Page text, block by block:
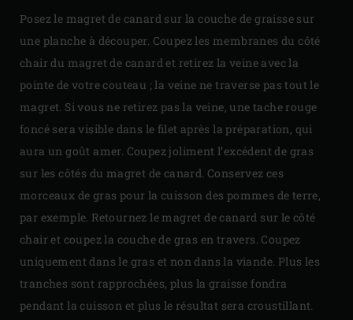
Posez le magret de canard sur la couche de graisse sur
une planche à découper. Coupez les membranes du côté
chair du magret de canard et retirez la veine avec la
pointe de votre couteau ; la veine ne traverse pas tout le
magret. Si vous ne retirez pas la veine, une tache rouge
foncé sera visible dans le filet après la préparation, qui
aura un goût amer. Coupez joliment l’excédent de gras
sur les côtés du magret de canard. Conservez ces
morceaux de gras pour la cuisson des pommes de terre,
par exemple. Retournez le magret de canard sur le côté
chair et coupez la couche de gras en travers. Coupez
uniquement dans le gras et non dans la viande. Plus les
tranches sont rapprochées, plus la graisse fondra
pendant la cuisson et plus le résultat sera croustillant.